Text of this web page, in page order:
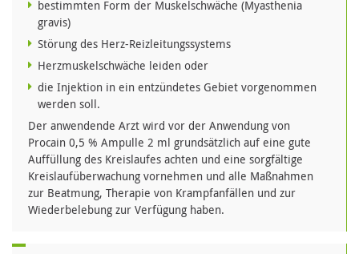
bestimmten Form der Muskelschwäche (Myasthenia
gravis)
Störung des Herz-Reizleitungssystems
Herzmuskelschwäche leiden oder
die Injektion in ein entzündetes Gebiet vorgenommen
werden soll.
Der anwendende Arzt wird vor der Anwendung von
Procain 0,5 % Ampulle 2 ml grundsätzlich auf eine gute
Auffüllung des Kreislaufes achten und eine sorgfältige
Kreislaufüberwachung vornehmen und alle Maßnahmen
zur Beatmung, Therapie von Krampfanfällen und zur
Wiederbelebung zur Verfügung haben.